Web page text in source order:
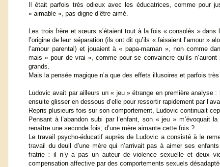
Il était parfois très odieux avec les éducatrices, comme pour
« aimable », pas digne d’être aimé.
Les trois frère et sœurs s’étaient tout à la fois « consolés » dans
l’origine de leur séparation (ils ont dit qu’ils « faisaient l’amour »
l’amour parental) et jouaient à « papa-maman », non comme
mais « pour de vrai », comme pour se convaincre qu’ils
grands.
Mais la pensée magique n’a que des effets illusoires et parfois
Ludovic avait par ailleurs un « jeu » étrange en première analyse
ensuite glisser en dessous d’elle pour ressortir rapidement par
Repris plusieurs fois sur son comportement, Ludovic continuait
Pensant à l’abandon subi par l’enfant, son « jeu » m’évoquait
renaître une seconde fois, d’une mère aimante cette fois ?
Le travail psycho-éducatif auprès de Ludovic a consisté à le
travail du deuil d’une mère qui n’arrivait pas à aimer ses
fratrie : il n’y a pas un auteur de violence sexuelle et deux
compensation affective par des comportements sexuels